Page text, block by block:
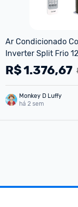
Ar Condicionado
Inverter Split Frio
R$1.376,67
Monkey D Luffy
há 2 sem